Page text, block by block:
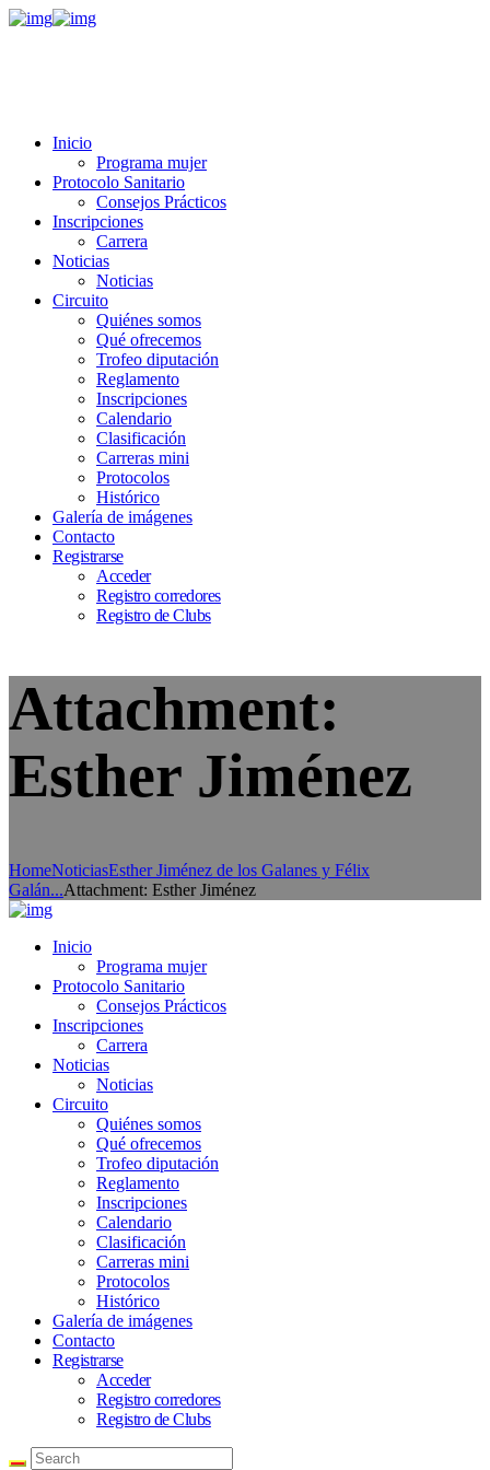
Inicio
Programa mujer
Protocolo Sanitario
Consejos Prácticos
Inscripciones
Carrera
Noticias
Noticias
Circuito
Quiénes somos
Qué ofrecemos
Trofeo diputación
Reglamento
Inscripciones
Calendario
Clasificación
Carreras mini
Protocolos
Histórico
Galería de imágenes
Contacto
Registrarse
Acceder
Registro corredores
Registro de Clubs
Attachment:
Esther Jiménez
HomeNoticiasEsther Jiménez de los Galanes y Félix
Galán...Attachment: Esther Jiménez
Inicio
Programa mujer
Protocolo Sanitario
Consejos Prácticos
Inscripciones
Carrera
Noticias
Noticias
Circuito
Quiénes somos
Qué ofrecemos
Trofeo diputación
Reglamento
Inscripciones
Calendario
Clasificación
Carreras mini
Protocolos
Histórico
Galería de imágenes
Contacto
Registrarse
Acceder
Registro corredores
Registro de Clubs